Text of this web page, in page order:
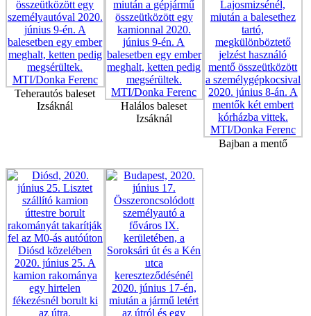
Teherautós baleset
Izsáknál
Halálos baleset
Izsáknál
Bajban a mentő